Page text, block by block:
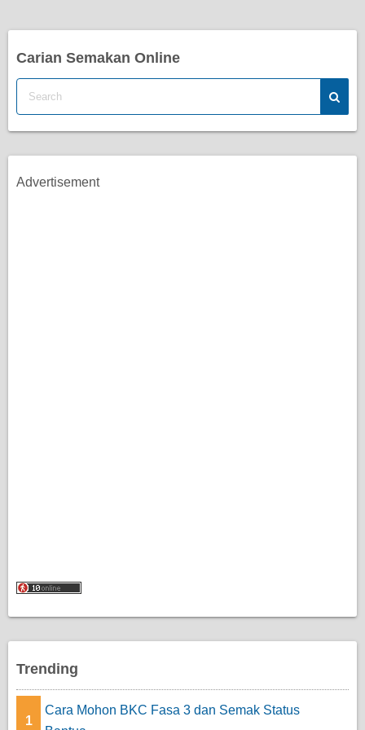
Carian Semakan Online
Advertisement
Trending
1
Cara Mohon BKC Fasa 3 dan Semak Status